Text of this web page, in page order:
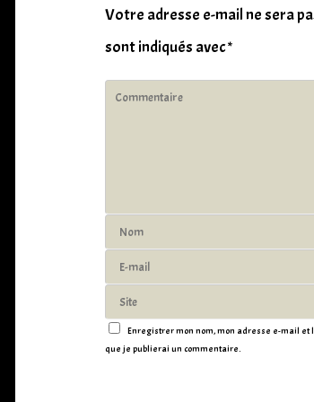
Votre adresse e-mail ne sera
sont indiqués avec*
Enregistrer mon nom, mon adresse e-mail et
que je publierai un commentaire.